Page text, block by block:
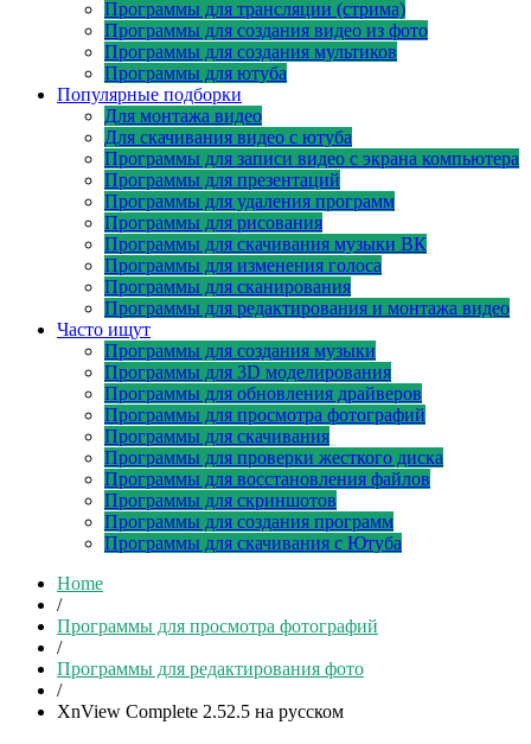
Программы для трансляции (стрима)
Программы для создания видео из фото
Программы для создания мультиков
Программы для ютуба
Популярные подборки
Для монтажа видео
Для скачивания видео с ютуба
Программы для записи видео с экрана компьютера
Программы для презентаций
Программы для удаления программ
Программы для рисования
Программы для скачивания музыки ВК
Программы для изменения голоса
Программы для сканирования
Программы для редактирования и монтажа видео
Часто ищут
Программы для создания музыки
Программы для 3D моделирования
Программы для обновления драйверов
Программы для просмотра фотографий
Программы для скачивания
Программы для проверки жесткого диска
Программы для восстановления файлов
Программы для скриншотов
Программы для создания программ
Программы для скачивания с Ютуба
Home
/
Программы для просмотра фотографий
/
Программы для редактирования фото
/
XnView Complete 2.52.5 на русском